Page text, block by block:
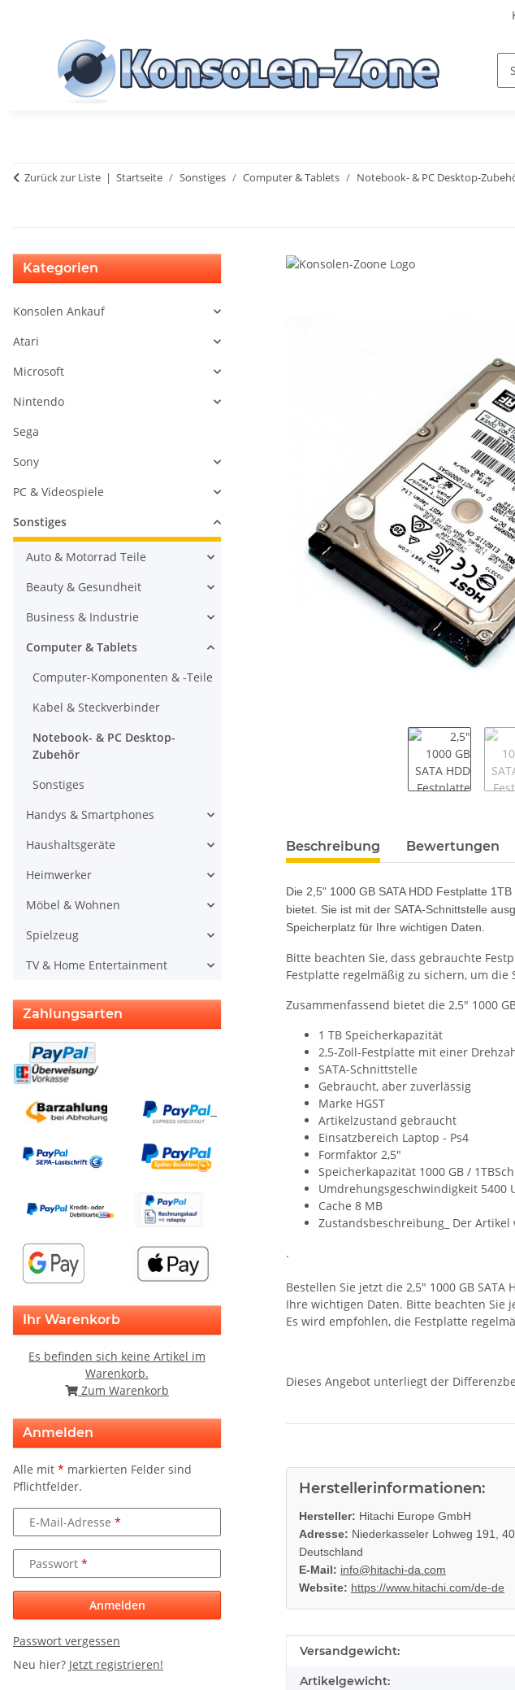
Zurück zur Liste Startseite Sonstiges Computer & Tablets Notebook- & PC Desktop-
weitere Registerkarten anzeigen
Beschreibung Bewertungen
Die 2,5" 1000 GB SATA HDD Festplatte
bietet. Sie ist mit der SATA-Schnittstelle
Speicherplatz für Ihre wichtigen Daten.
Bitte beachten Sie, dass gebrauchte
Festplatte regelmäßig zu sichern, um
Zusammenfassend bietet die 2,5" 1000
1 TB Speicherkapazität
2,5-Zoll-Festplatte mit einer
SATA-Schnittstelle
Gebraucht, aber zuverlässig
Marke HGST
Artikelzustand gebraucht
Einsatzbereich Laptop - Ps4
Formfaktor 2,5"
Speicherkapazität 1000 GB /
Umdrehungsgeschwindigkeit 5400
Cache 8 MB
Zustandsbeschreibung_ Der
.
Bestellen Sie jetzt die 2,5" 1000 GB
Ihre wichtigen Daten. Bitte beachten Sie
Es wird empfohlen, die Festplatte
Dieses Angebot unterliegt der
Herstellerinformationen:
Hersteller: Hitachi Europe GmbH
Adresse: Niederkasseler Lohweg 191,
Deutschland
E-Mail: info@hitachi-da.com
Website: https://www.hitachi.com/de-de
Produkteigenschaft
Wert
Versandgewicht:
Artikelgewicht:
Kategorien
Konsolen Ankauf
Atari
Microsoft
Nintendo
Sega
Sony
PC & Videospiele
Sonstiges
Auto & Motorrad Teile
Beauty & Gesundheit
Business & Industrie
Computer & Tablets
Computer-Komponenten & -Teile
Kabel & Steckverbinder
Notebook- & PC Desktop-
Zubehör
Sonstiges
Handys & Smartphones
Haushaltsgeräte
Heimwerker
Möbel & Wohnen
Spielzeug
TV & Home Entertainment
Zahlungsarten
Ihr Warenkorb
Es befinden sich keine Artikel im
Warenkorb.
Zum Warenkorb
Anmelden
Alle mit * markierten Felder sind
Pflichtfelder.
E-Mail-Adresse
Passwort
Anmelden
Passwort vergessen
Neu hier? Jetzt registrieren!